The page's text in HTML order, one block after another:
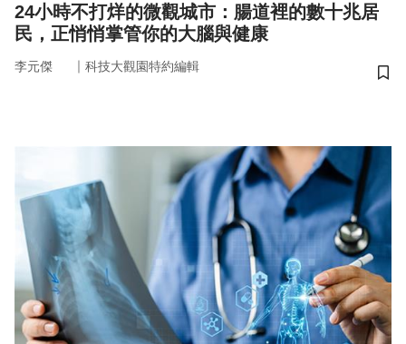
24小時不打烊的微觀城市：腸道裡的數十兆居
民，正悄悄掌管你的大腦與健康
李元傑 ｜ 科技大觀園特約編輯
儲